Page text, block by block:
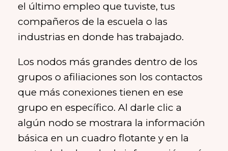
el último empleo que tuviste, tus
compañeros de la escuela o las
industrias en donde has trabajado.
Los nodos más grandes dentro de los
grupos o afiliaciones son los contactos
que más conexiones tienen en ese
grupo en específico. Al darle clic a
algún nodo se mostrara la información
básica en un cuadro flotante y en la